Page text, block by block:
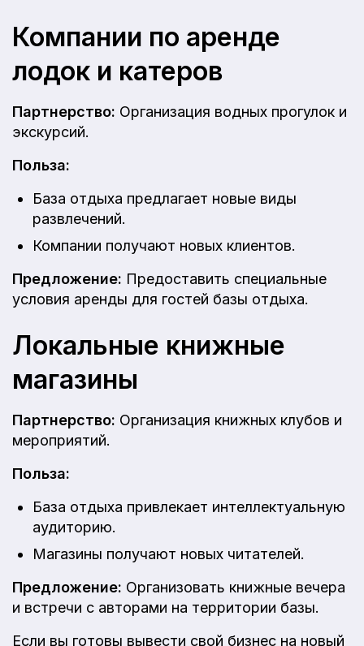
Компании по аренде
лодок и катеров
Партнерство: Организация водных прогулок и
экскурсий.
Польза:
База отдыха предлагает новые виды
развлечений.
Компании получают новых клиентов.
Предложение: Предоставить специальные
условия аренды для гостей базы отдыха.
Локальные книжные
магазины
Партнерство: Организация книжных клубов и
мероприятий.
Польза:
База отдыха привлекает интеллектуальную
аудиторию.
Магазины получают новых читателей.
Предложение: Организовать книжные вечера
и встречи с авторами на территории базы.
Если вы готовы вывести свой бизнес на новый